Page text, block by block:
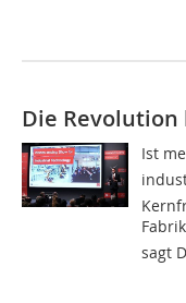
Die
Ist
sagt